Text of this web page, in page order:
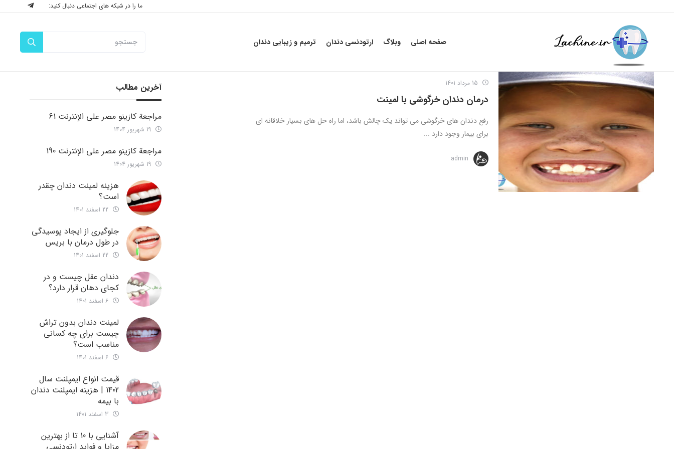
ما را در شبکه های اجتماعی دنبال کنید:
صفحه اصلی وبلاگ ارتودنسی دندان ترمیم و زیبایی دندان
درمان دندان خرگوشی با لمینت
رفع دندان های خرگوشی می تواند یک چالش باشد، اما راه حل های بسیار خلاقانه ای
برای بیمار وجود دارد ...
admin
آخرین مطالب
مراجعة كازينو مصر على الإنترنت 61
مراجعة كازينو مصر على الإنترنت 190
هزینه لمینت دندان چقدر
است؟
جلوگیری از ایجاد پوسیدگی
در طول درمان با بریس
دندان عقل چیست و در
کجای دهان قرار دارد؟
لمینت دندان بدون تراش
چیست برای چه کسانی
مناسب است؟
قیمت انواع ایمپلنت سال
1402 | هزینه ایمپلنت دندان
با بیمه
آشنایی با 10 تا از بهترین